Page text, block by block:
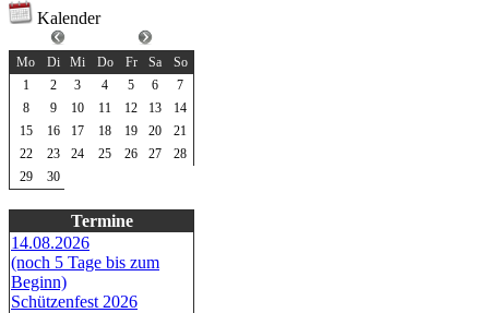
Kalender
Mo
Di Mi Do Fr Sa
So
1
2 3 4 5 6
7
8
9 10 11 12 13
14
15
16 17 18 19 20
21
22
23 24 25 26 27
28
29
30
Termine
14.08.2026
(noch 5 Tage bis zum
Beginn)
Schützenfest 2026